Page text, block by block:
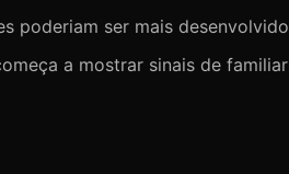
poderiam ser mais
a mostrar sinais de